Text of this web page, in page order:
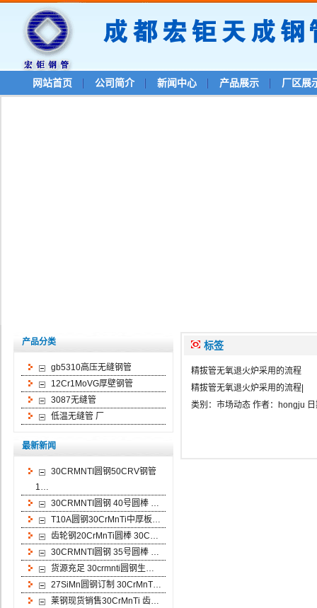
网站首页 公司简介 新闻中心 产品展示 厂区展
标签
精拔管无氧退火炉采用的流程
精拔管无氧退火炉采用的流程|
类别： 市场动态 作者： hongju
产品分类
gb5310高压无缝钢管
12Cr1MoVG厚壁钢管
3087无缝管
低温无缝管 厂
最新新闻
30CRMNTI圆钢50CRV钢管
1…
30CRMNTI圆钢 40号圆棒 …
T10A圆钢30CrMnTi中厚板…
齿轮钢20CrMnTi圆棒 30C…
30CRMNTI圆钢 35号圆棒 …
货源充足 30crmnti圆钢生…
27SiMn圆钢订制 30CrMnT…
莱钢现货销售30CrMnTi 齿…